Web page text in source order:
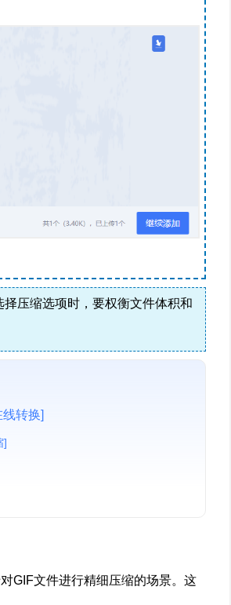
压缩选项时，要权衡文件体积和
线转换]
]
GIF文件进行精细压缩的场景。这